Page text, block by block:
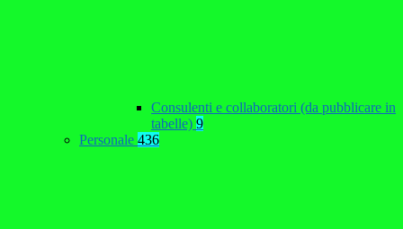
Consulenti e collaboratori (da pubblicare in
tabelle) 9
Personale 436